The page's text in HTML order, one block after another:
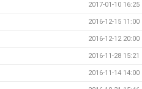
2017-01-10 16:25
2016-12-15 11:00
2016-12-12 20:00
2016-11-28 15:21
2016-11-14 14:00